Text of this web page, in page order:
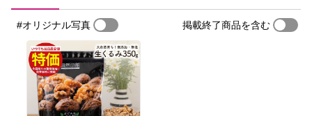
#オリジナル写真 掲載終了商品を含む